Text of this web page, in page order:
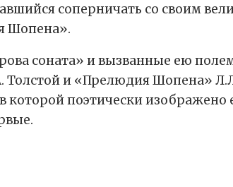
соперничать со своим
Шопена».
соната» и вызванные ею
и «Прелюдия Шопена»
которой поэтически изображено